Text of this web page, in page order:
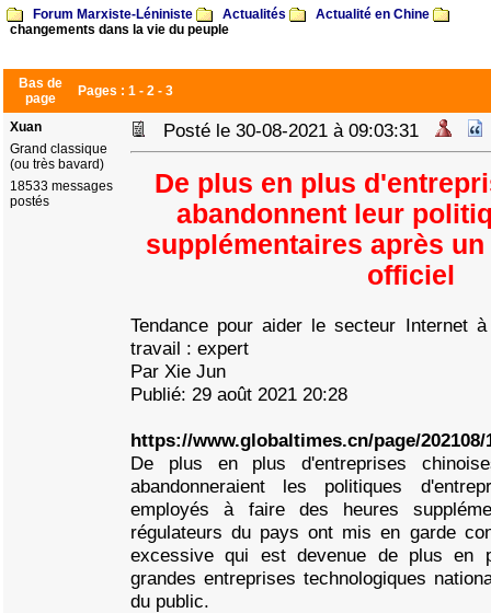
Forum Marxiste-Léniniste Actualités
Actualité en Chine
changements dans la vie du peuple
Bas de
page
Pages : 1 - 2 - 3
Xuan
Grand classique
(ou très bavard)
18533 messages
postés
Posté le 30-08-2021 à 09:03:31
De plus en plus
abandonnent leur
supplémentaires après
officiel
Tendance pour aider le secteur Internet
travail : expert
Par Xie Jun
Publié: 29 août 2021 20:28
https://www.globaltimes.cn/page/202108/
De plus en plus d'entreprises
abandonneraient les politiques
employés à faire des heures
régulateurs du pays ont mis en garde
excessive qui est devenue de plus en
grandes entreprises technologiques
du public.